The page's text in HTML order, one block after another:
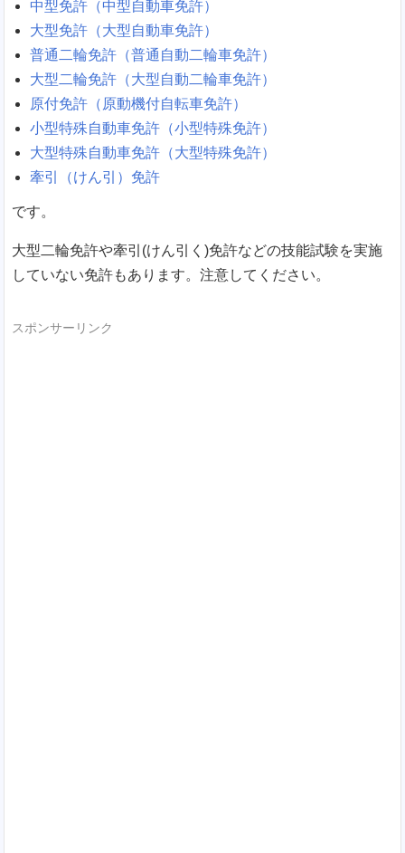
中型免許（中型自動車免許）
大型免許（大型自動車免許）
普通二輪免許（普通自動二輪車免許）
大型二輪免許（大型自動二輪車免許）
原付免許（原動機付自転車免許）
小型特殊自動車免許（小型特殊免許）
大型特殊自動車免許（大型特殊免許）
牽引（けん引）免許
です。
大型二輪免許や牽引(けん引く)免許などの技能試験を実施
していない免許もあります。注意してください。
スポンサーリンク